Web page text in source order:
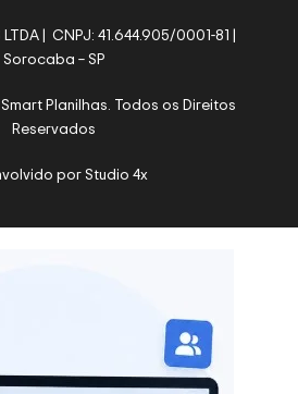
LTDA | CNPJ: 41.644.905/0001-81 |
Sorocaba – SP
Planilhas. Todos os Direitos
Reservados
porStudio 4x